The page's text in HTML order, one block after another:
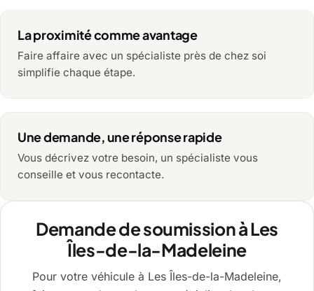
La proximité comme avantage
Faire affaire avec un spécialiste près de chez soi
simplifie chaque étape.
Une demande, une réponse rapide
Vous décrivez votre besoin, un spécialiste vous
conseille et vous recontacte.
Demande de soumission à Les
Îles-de-la-Madeleine
Pour votre véhicule à Les Îles-de-la-Madeleine,